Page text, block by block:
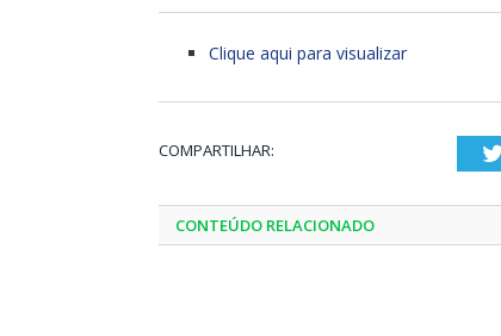
Clique aqui para visualizar
COMPARTILHAR:
CONTEÚDO RELACIONADO